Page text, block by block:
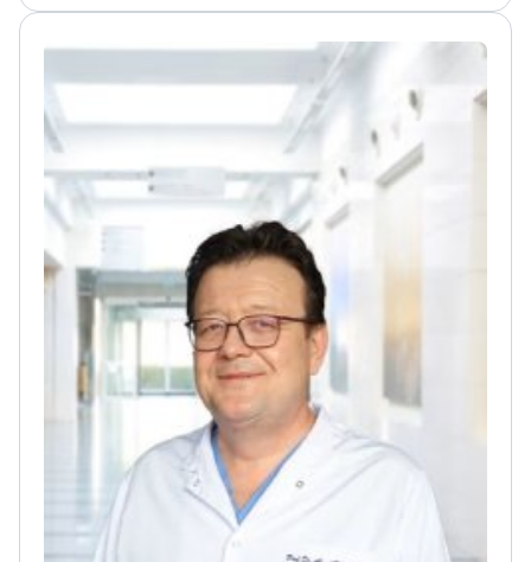
межконтинентальной больнице Hisar